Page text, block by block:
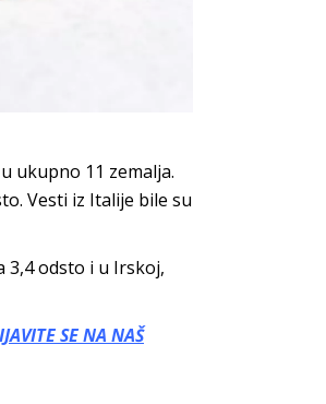
ukupno 11 zemalja.
Vesti iz Italije bile su
3,4 odsto i u Irskoj,
SE NA NAŠ